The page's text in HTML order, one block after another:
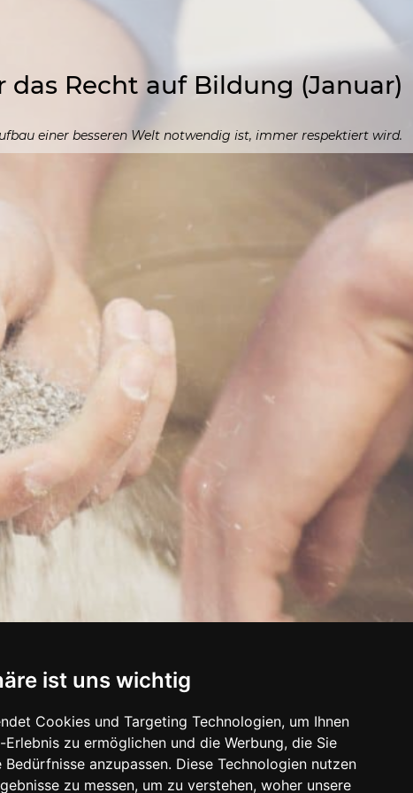
ist uns wichtig
Cookies und Targeting Technologien, um Ihnen
zu ermöglichen und die Werbung, die Sie
Bedürfnisse anzupassen. Diese Technologien nutzen
zu messen, um zu verstehen, woher unsere
das Recht auf Bildung (Januar)
einer besseren Welt notwendig ist, immer respektiert wird.